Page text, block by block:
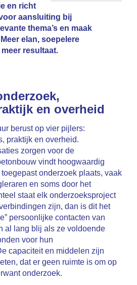
en richt
aansluiting bij
thema’s en maak
elan, soepelere
resultaat.
en overheid
berust op vier pijlers:
praktijk en overheid.
zorgen voor de
vindt hoogwaardig
onderzoek plaats, vaak
en soms door het
staat elk onderzoeksproject
zijn, dan is dit het
persoonlijke contacten van
al lang blij als ze voldoende
voor hun
capaciteit en middelen zijn
dat er geen ruimte is om op
onderzoek.